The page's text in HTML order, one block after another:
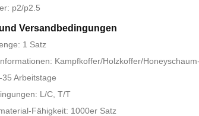
p2/p2.5
Versandbedingungen
1 Satz
Kampfkoffer/Holzkoffer/
Arbeitstage
L/C, T/T
Fähigkeit: 1000er Satz